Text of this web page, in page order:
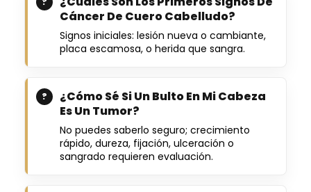
Cáncer De Cuero Cabelludo?
Signos iniciales: lesión nueva o cambiante,
placa escamosa, o herida que sangra.
¿Cómo Sé Si Un Bulto En Mi Cabeza
Es Un Tumor?
No puedes saberlo seguro; crecimiento
rápido, dureza, fijación, ulceración o
sangrado requieren evaluación.